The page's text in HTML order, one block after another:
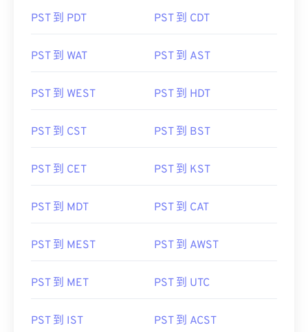
PST 到 PDT PST 到 CDT
PST 到 WAT PST 到 AST
PST 到 WEST PST 到 HDT
PST 到 CST PST 到 BST
PST 到 CET PST 到 KST
PST 到 MDT PST 到 CAT
PST 到 MEST PST 到 AWST
PST 到 MET PST 到 UTC
PST 到 IST PST 到 ACST